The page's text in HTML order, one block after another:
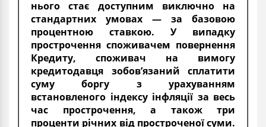
нього стає доступним виключно на
стандартних умовах — за базовою
процентною ставкою. У випадку
прострочення споживачем повернення
Кредиту, споживач на вимогу
кредитодавця зобов’язаний сплатити
суму боргу з урахуванням
встановленого індексу інфляції за весь
час прострочення, а також три
проценти річних від простроченої суми.